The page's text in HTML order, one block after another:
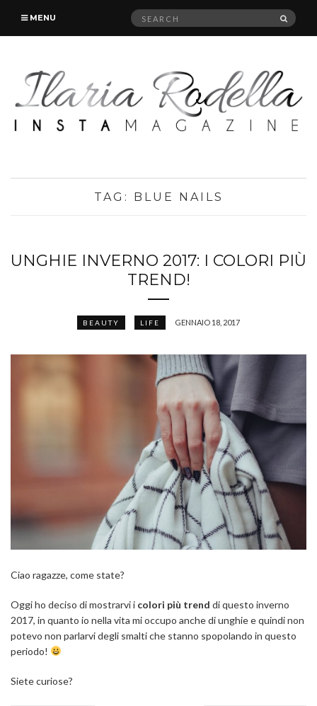
MENU
Search
TAG: BLUE NAILS
UNGHIE INVERNO 2017: I COLORI PIÙ
TREND!
BEAUTY LIFE GENNAIO 18, 2017
Ciao ragazze, come state?
Oggi ho deciso di mostrarvi i colori più trend di questo inverno
2017, in quanto io nella vita mi occupo anche di unghie e quindi non
potevo non parlarvi degli smalti che stanno spopolando in questo
periodo!
Siete curiose?